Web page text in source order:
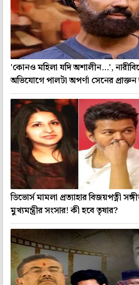
'কোনও মহিলা যদি অশালীন...',
অভিযোগে পালটা অপর্ণা সেনের
ডিভোর্স মামলা প্রত্যাহার বিজয়পত্নী
মুখ্যমন্ত্রীর সংসার! কী হবে তৃষার?